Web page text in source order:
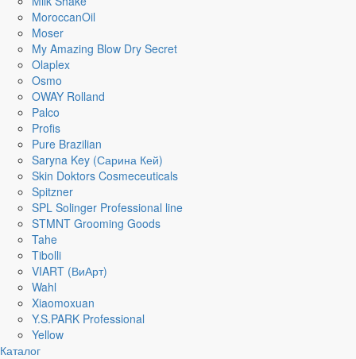
MoroccanOil
Moser
My Amazing Blow Dry Secret
Olaplex
Osmo
OWAY Rolland
Palco
Profis
Pure Brazilian
Saryna Key (Сарина Кей)
Skin Doktors Cosmeceuticals
Spitzner
SPL Solinger Professional line
STMNT Grooming Goods
Tahe
Tibolli
VIART (ВиАрт)
Wahl
Xiaomoxuan
Y.S.PARK Professional
Yellow
Каталог